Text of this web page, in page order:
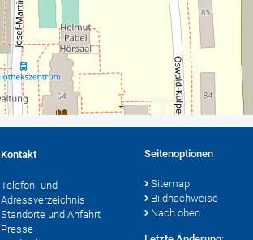
Kontakt
Telefon- und
Adressverzeichnis
Standorte und Anfahrt
Presse
Seitenoptionen
Sitemap
Bildnachweise
Nach oben